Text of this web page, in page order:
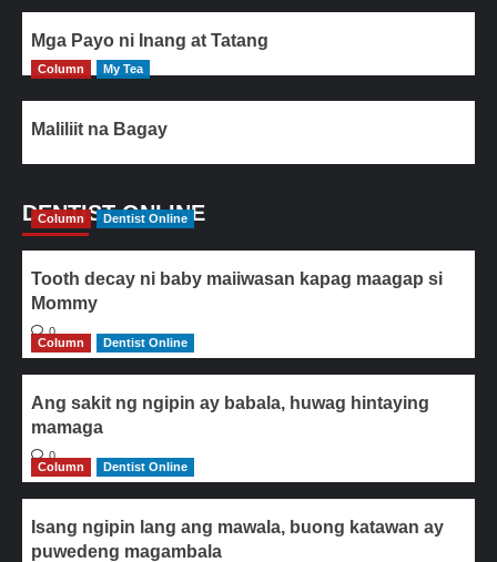
Mga Payo ni Inang at Tatang
Column My Tea
Maliliit na Bagay
DENTIST ONLINE
Column Dentist Online
Tooth decay ni baby maiiwasan kapag maagap si
Mommy
0
Column
Dentist Online
Ang sakit ng ngipin ay babala, huwag hintaying
mamaga
0
Column
Dentist Online
Isang ngipin lang ang mawala, buong katawan ay
puwedeng magambala